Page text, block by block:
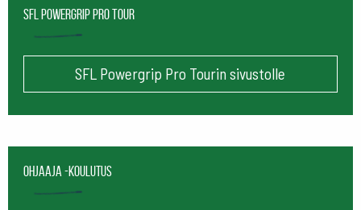
SFL Powergrip Pro Tour
SFL Powergrip Pro Tourin sivustolle
Ohjaaja -koulutus